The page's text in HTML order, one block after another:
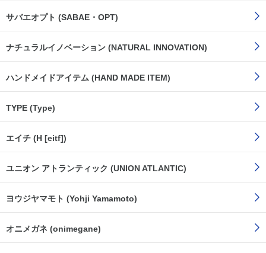
サバエオプト (SABAE・OPT)
ナチュラルイノベーション (NATURAL INNOVATION)
ハンドメイドアイテム (HAND MADE ITEM)
TYPE (Type)
エイチ (H [eitf])
ユニオン アトランティック (UNION ATLANTIC)
ヨウジヤマモト (Yohji Yamamoto)
オニメガネ (onimegane)